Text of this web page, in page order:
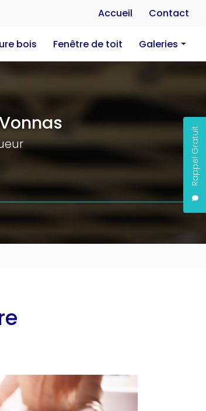
Accueil Contact
Rappel Gratuit
bois Fenêtre de toit Galeries
Couverture